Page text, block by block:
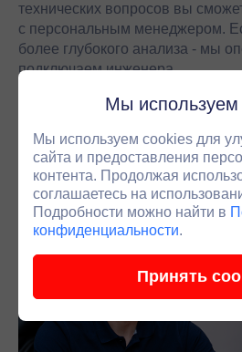
технических вопросов вы
с персональным менеджером.
более глубокого анализа - мы
подключаем инженера.
Мы используем
Мы используем cookies для
сайта и предоставления
контента. Продолжая
соглашаетесь на
Подробности можно найти в
конфиденциальности.
Принять